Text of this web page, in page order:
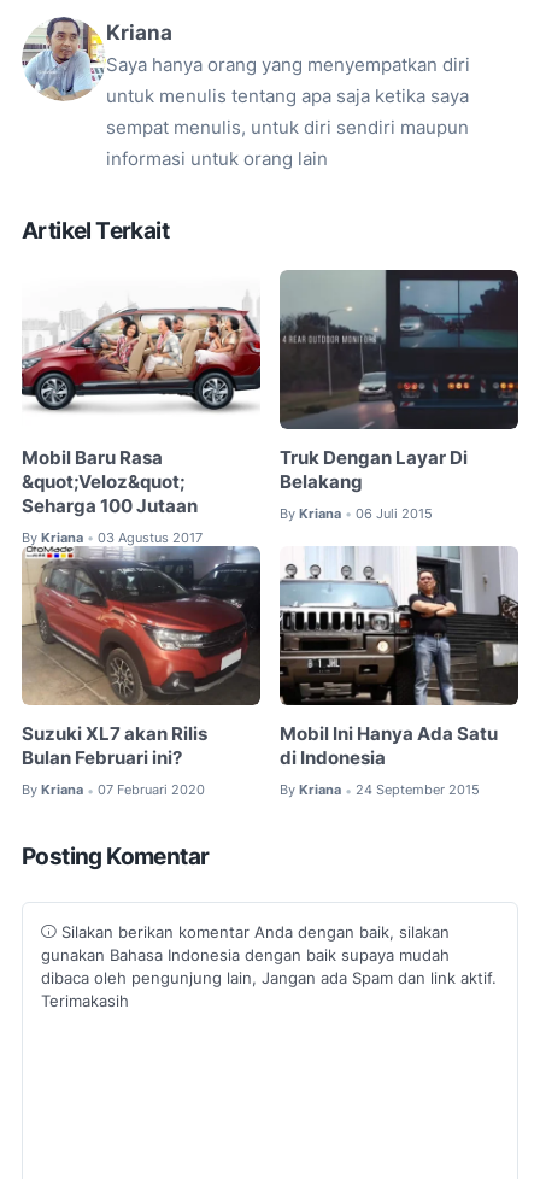
Kriana
Saya hanya orang yang menyempatkan diri
untuk menulis tentang apa saja ketika saya
sempat menulis, untuk diri sendiri maupun
informasi untuk orang lain
Artikel Terkait
Mobil Baru Rasa
&quot;Veloz&quot;
Seharga 100 Jutaan
By Kriana • 03 Agustus 2017
Truk Dengan Layar Di
Belakang
By Kriana • 06 Juli 2015
Suzuki XL7 akan Rilis
Bulan Februari ini?
By Kriana • 07 Februari 2020
Mobil Ini Hanya Ada Satu
di Indonesia
By Kriana • 24 September 2015
Posting Komentar
Silakan berikan komentar Anda dengan baik, silakan
gunakan Bahasa Indonesia dengan baik supaya mudah
dibaca oleh pengunjung lain, Jangan ada Spam dan link aktif.
Terimakasih